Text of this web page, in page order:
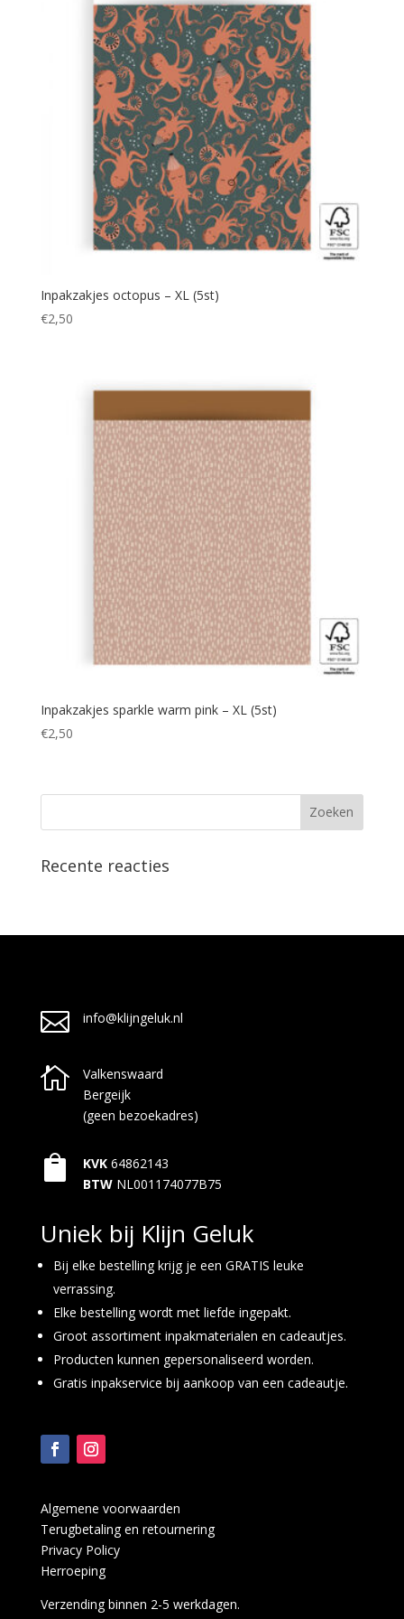
Inpakzakjes octopus – XL (5st)
€2,50
Inpakzakjes sparkle warm pink – XL (5st)
€2,50
Recente reacties
 info@klijngeluk.nl

Valkenswaard
Bergeijk
(geen bezoekadres)
 KVK 64862143
BTW NL001174077B75
Uniek bij Klijn Geluk
Bij elke bestelling krijg je een GRATIS leuke
verrassing.
Elke bestelling wordt met liefde ingepakt.
Groot assortiment inpakmaterialen en cadeautjes.
Producten kunnen gepersonaliseerd worden.
Gratis inpakservice bij aankoop van een cadeautje.
Algemene voorwaarden
Terugbetaling en retournering
Privacy Policy
Herroeping
Verzending binnen 2-5 werkdagen.